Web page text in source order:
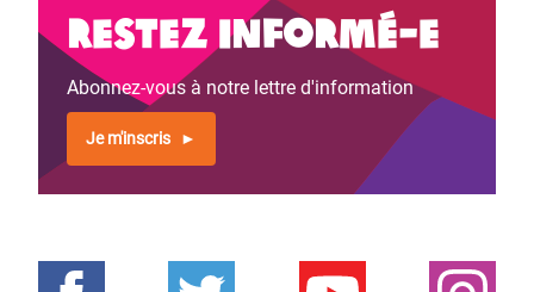
Restez informé-e
Abonnez-vous à notre lettre d'information
Je m'inscris